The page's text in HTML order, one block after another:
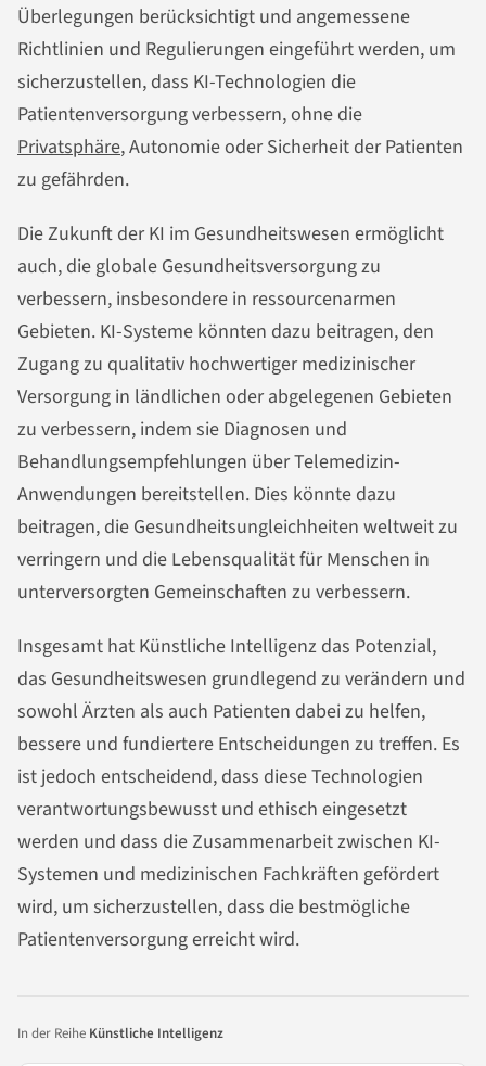
Überlegungen berücksichtigt und angemessene
Richtlinien und Regulierungen eingeführt werden, um
sicherzustellen, dass KI-Technologien die
Patientenversorgung verbessern, ohne die
Privatsphäre, Autonomie oder Sicherheit der Patienten
zu gefährden.
Die Zukunft der KI im Gesundheitswesen ermöglicht
auch, die globale Gesundheitsversorgung zu
verbessern, insbesondere in ressourcenarmen
Gebieten. KI-Systeme könnten dazu beitragen, den
Zugang zu qualitativ hochwertiger medizinischer
Versorgung in ländlichen oder abgelegenen Gebieten
zu verbessern, indem sie Diagnosen und
Behandlungsempfehlungen über Telemedizin-
Anwendungen bereitstellen. Dies könnte dazu
beitragen, die Gesundheitsungleichheiten weltweit zu
verringern und die Lebensqualität für Menschen in
unterversorgten Gemeinschaften zu verbessern.
Insgesamt hat Künstliche Intelligenz das Potenzial,
das Gesundheitswesen grundlegend zu verändern und
sowohl Ärzten als auch Patienten dabei zu helfen,
bessere und fundiertere Entscheidungen zu treffen. Es
ist jedoch entscheidend, dass diese Technologien
verantwortungsbewusst und ethisch eingesetzt
werden und dass die Zusammenarbeit zwischen KI-
Systemen und medizinischen Fachkräften gefördert
wird, um sicherzustellen, dass die bestmögliche
Patientenversorgung erreicht wird.
In der Reihe Künstliche Intelligenz